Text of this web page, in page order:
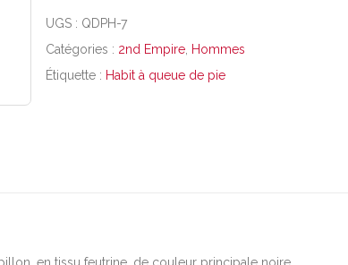
UGS : QDPH-7
Catégories : 2nd Empire, Hommes
Étiquette : Habit à queue de pie
en tissu feutrine, de couleur principale noire